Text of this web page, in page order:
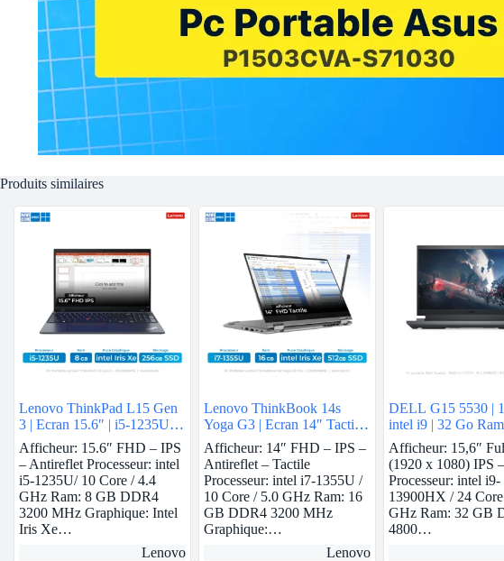
Produits similaires
Lenovo ThinkPad L15 Gen
3 | Ecran 15.6″ | i5-1235U |
8 GB Ram | intel Iris Xe |
256 GB SSD
Afficheur: 15.6″ FHD – IPS
– Antireflet Processeur: intel
i5-1235U/ 10 Core / 4.4
GHz Ram: 8 GB DDR4
3200 MHz Graphique: Intel
Iris Xe…
Lenovo
Lenovo ThinkBook 14s
Yoga G3 | Ecran 14″ Tactile
| i7-1355U | 16 GB Ram |
intel Iris Xe | 512 GB SSD
Afficheur: 14″ FHD – IPS –
Antireflet – Tactile
Processeur: intel i7-1355U /
10 Core / 5.0 GHz Ram: 16
GB DDR4 3200 MHz
Graphique:…
Lenovo
DELL G15 5530 |
intel i9 | 32 Go
4060
Afficheur: 15,6″
(1920 x 1080) IPS
Processeur: intel i9-
13900HX / 24
GHz Ram: 32 GB
4800…